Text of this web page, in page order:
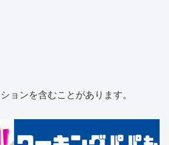
ョンを含むことがあります。